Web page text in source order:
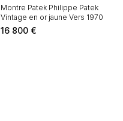
Montre Patek Philippe Patek
Vintage en or jaune Vers 1970
16 800 €